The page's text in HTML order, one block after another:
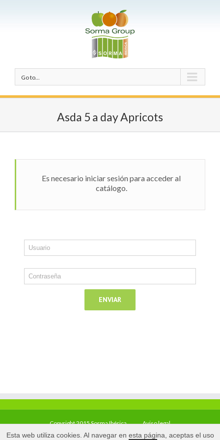
Go to...
Asda 5 a day Apricots
Es necesario iniciar sesión para acceder al
catálogo.
Copyright 2015 Sorma Ibérica Aviso legal
Esta web utiliza cookies. Al navegar en esta página, aceptas el uso